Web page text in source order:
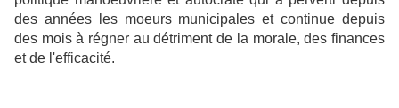
des années les moeurs municipales et continue depuis
des mois à régner au détriment de la morale, des finances
et de l'efficacité.